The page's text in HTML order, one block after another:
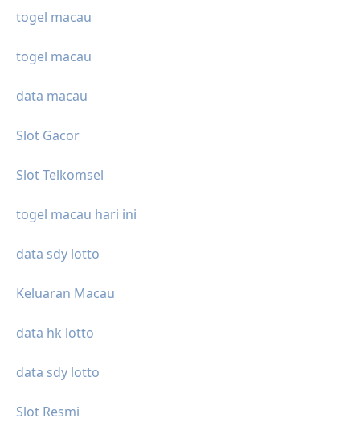
togel macau
togel macau
data macau
Slot Gacor
Slot Telkomsel
togel macau hari ini
data sdy lotto
Keluaran Macau
data hk lotto
data sdy lotto
Slot Resmi